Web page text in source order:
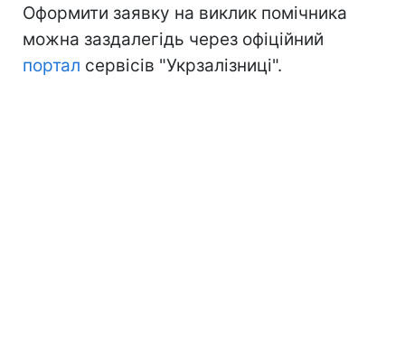
Оформити заявку на виклик помічника
можна заздалегідь через офіційний
портал сервісів "Укрзалізниці".